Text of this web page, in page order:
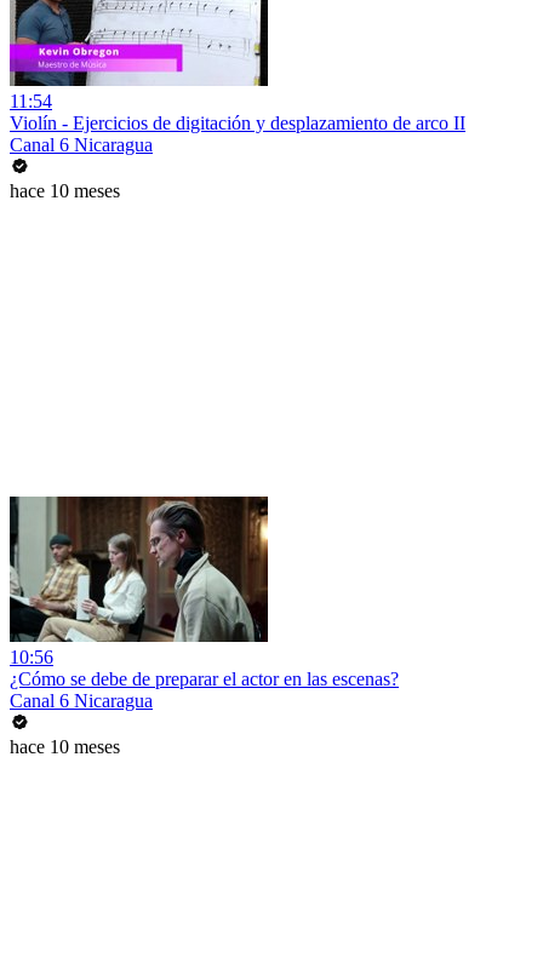
11:54
Violín - Ejercicios de digitación y desplazamiento de arco II
Canal 6 Nicaragua
hace 10 meses
10:56
¿Cómo se debe de preparar el actor en las escenas?
Canal 6 Nicaragua
hace 10 meses